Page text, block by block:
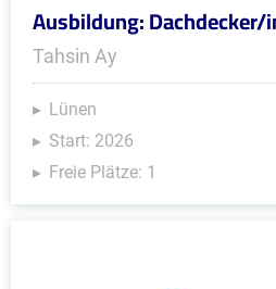
Ausbildung:
Tahsin Ay
Lünen
Start: 2026
Freie Plätze: 1